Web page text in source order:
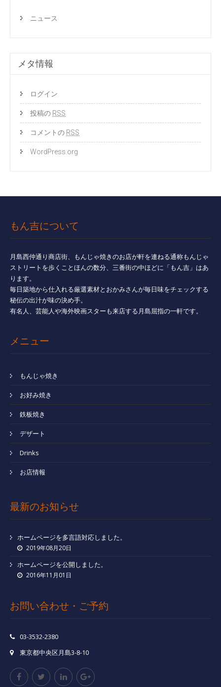
ニュース
メタ情報
ログイン
投稿の RSS
コメントの RSS
WordPress.org
もん吉について
月島西仲通り商店街、もんじゃ焼きのお店が軒を連ねる通称もんじゃ
ストリートを歩くことほんの数分、三番街の中ほどに「もん吉」はあ
ります。
毎日築地から仕入れる厳選素材とおかみさんが毎日味をチェックする
秘伝の出汁が味の決め手。
有名人、芸能人や海外映画スターも来店する月島屈指の一軒です。
メニュー
もんじゃ焼き
お好み焼き
鉄板焼き
デザート
Drinks
お店情報
最新のお知らせ
ホームページを多言語対応しました。
2019年08月20日
ホームページを公開しました。
2016年11月01日
お問い合わせ・ご予約
03-3532-2380
東京都中央区月島3-8-10